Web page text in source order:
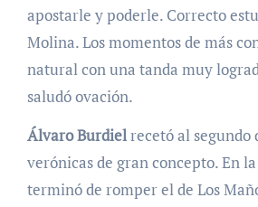
apostarle y poderle. Correcto
Molina. Los momentos de más
natural con una tanda muy
saludó ovación.
Álvaro Burdielrecetó al segundo
verónicas de gran concepto. En
terminó de romper el de Los